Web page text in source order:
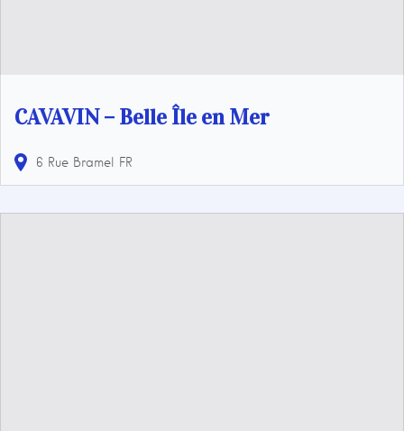
CAVAVIN – Belle Île en Mer
6 Rue Bramel FR